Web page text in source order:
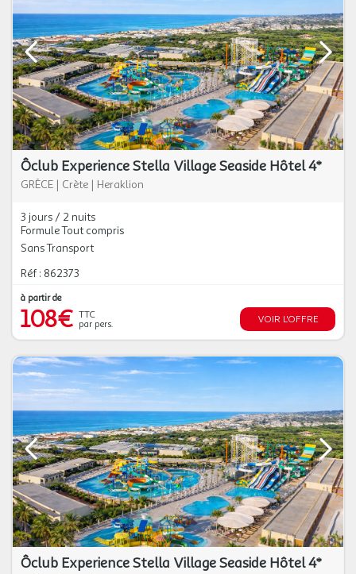
Ôclub Experience Stella Village Seaside Hôtel 4*
GRÈCE | Crète | Heraklion
3 jours / 2 nuits
Formule Tout compris
Sans Transport
Réf : 862373
à partir de
108€ TTC
par pers.
VOIR L'OFFRE
Ôclub Experience Stella Village Seaside Hôtel 4*